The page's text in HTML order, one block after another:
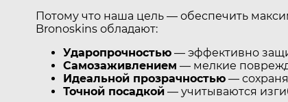
Потому что наша цель — обеспечить
Bronoskins обладают:
Ударопрочностью — эффективно
Самозаживлением — мелкие
Идеальной прозрачностью —
Точной посадкой — учитываются